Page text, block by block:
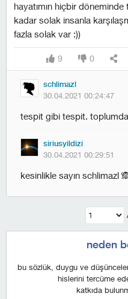
hayatımın hiçbir döneminde
kadar solak insanla
fazla solak var :))
9 0
schlimazl
30.04.2021 00:24:47
tespit gibi tespit. toplumda
siriusyildizi
30.04.2021 00:29:51
kesinlikle sayın schlimazl
neden
bu sözlük, duygu ve
hislerini tercüme
katkıda